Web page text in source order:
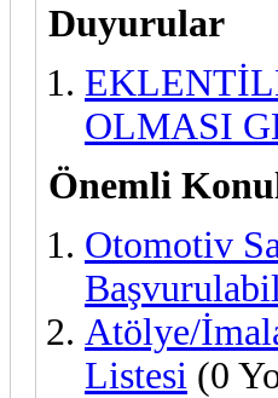
Duyurular
OLMASI
Önemli
Otomotiv
Atölye/
Listesi (0